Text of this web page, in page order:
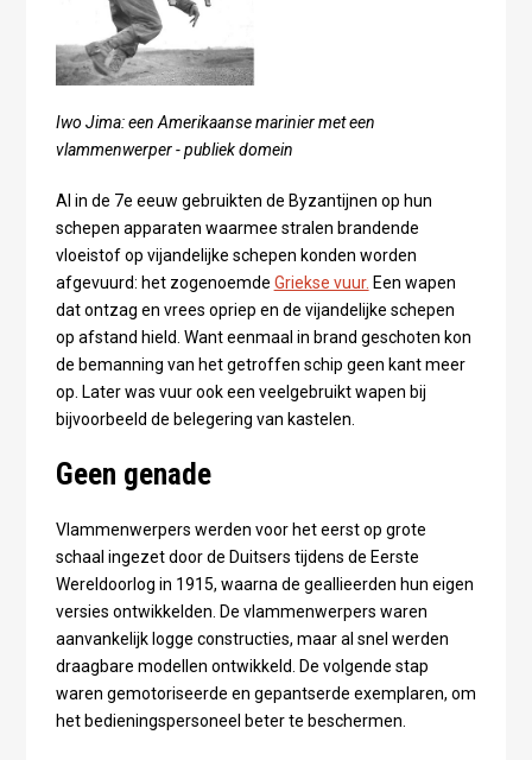
Iwo Jima: een Amerikaanse marinier met een
vlammenwerper - publiek domein
Al in de 7e eeuw gebruikten de Byzantijnen op hun
schepen apparaten waarmee stralen brandende
vloeistof op vijandelijke schepen konden worden
afgevuurd: het zogenoemde Griekse vuur. Een wapen
dat ontzag en vrees opriep en de vijandelijke schepen
op afstand hield. Want eenmaal in brand geschoten kon
de bemanning van het getroffen schip geen kant meer
op. Later was vuur ook een veelgebruikt wapen bij
bijvoorbeeld de belegering van kastelen.
Geen genade
Vlammenwerpers werden voor het eerst op grote
schaal ingezet door de Duitsers tijdens de Eerste
Wereldoorlog in 1915, waarna de geallieerden hun eigen
versies ontwikkelden. De vlammenwerpers waren
aanvankelijk logge constructies, maar al snel werden
draagbare modellen ontwikkeld. De volgende stap
waren gemotoriseerde en gepantserde exemplaren, om
het bedieningspersoneel beter te beschermen.